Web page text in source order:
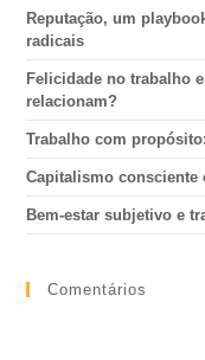
Reputação, um
radicais
Felicidade no trabalho
relacionam?
Trabalho com
Capitalismo consciente
Bem-estar subjetivo e
Comentários